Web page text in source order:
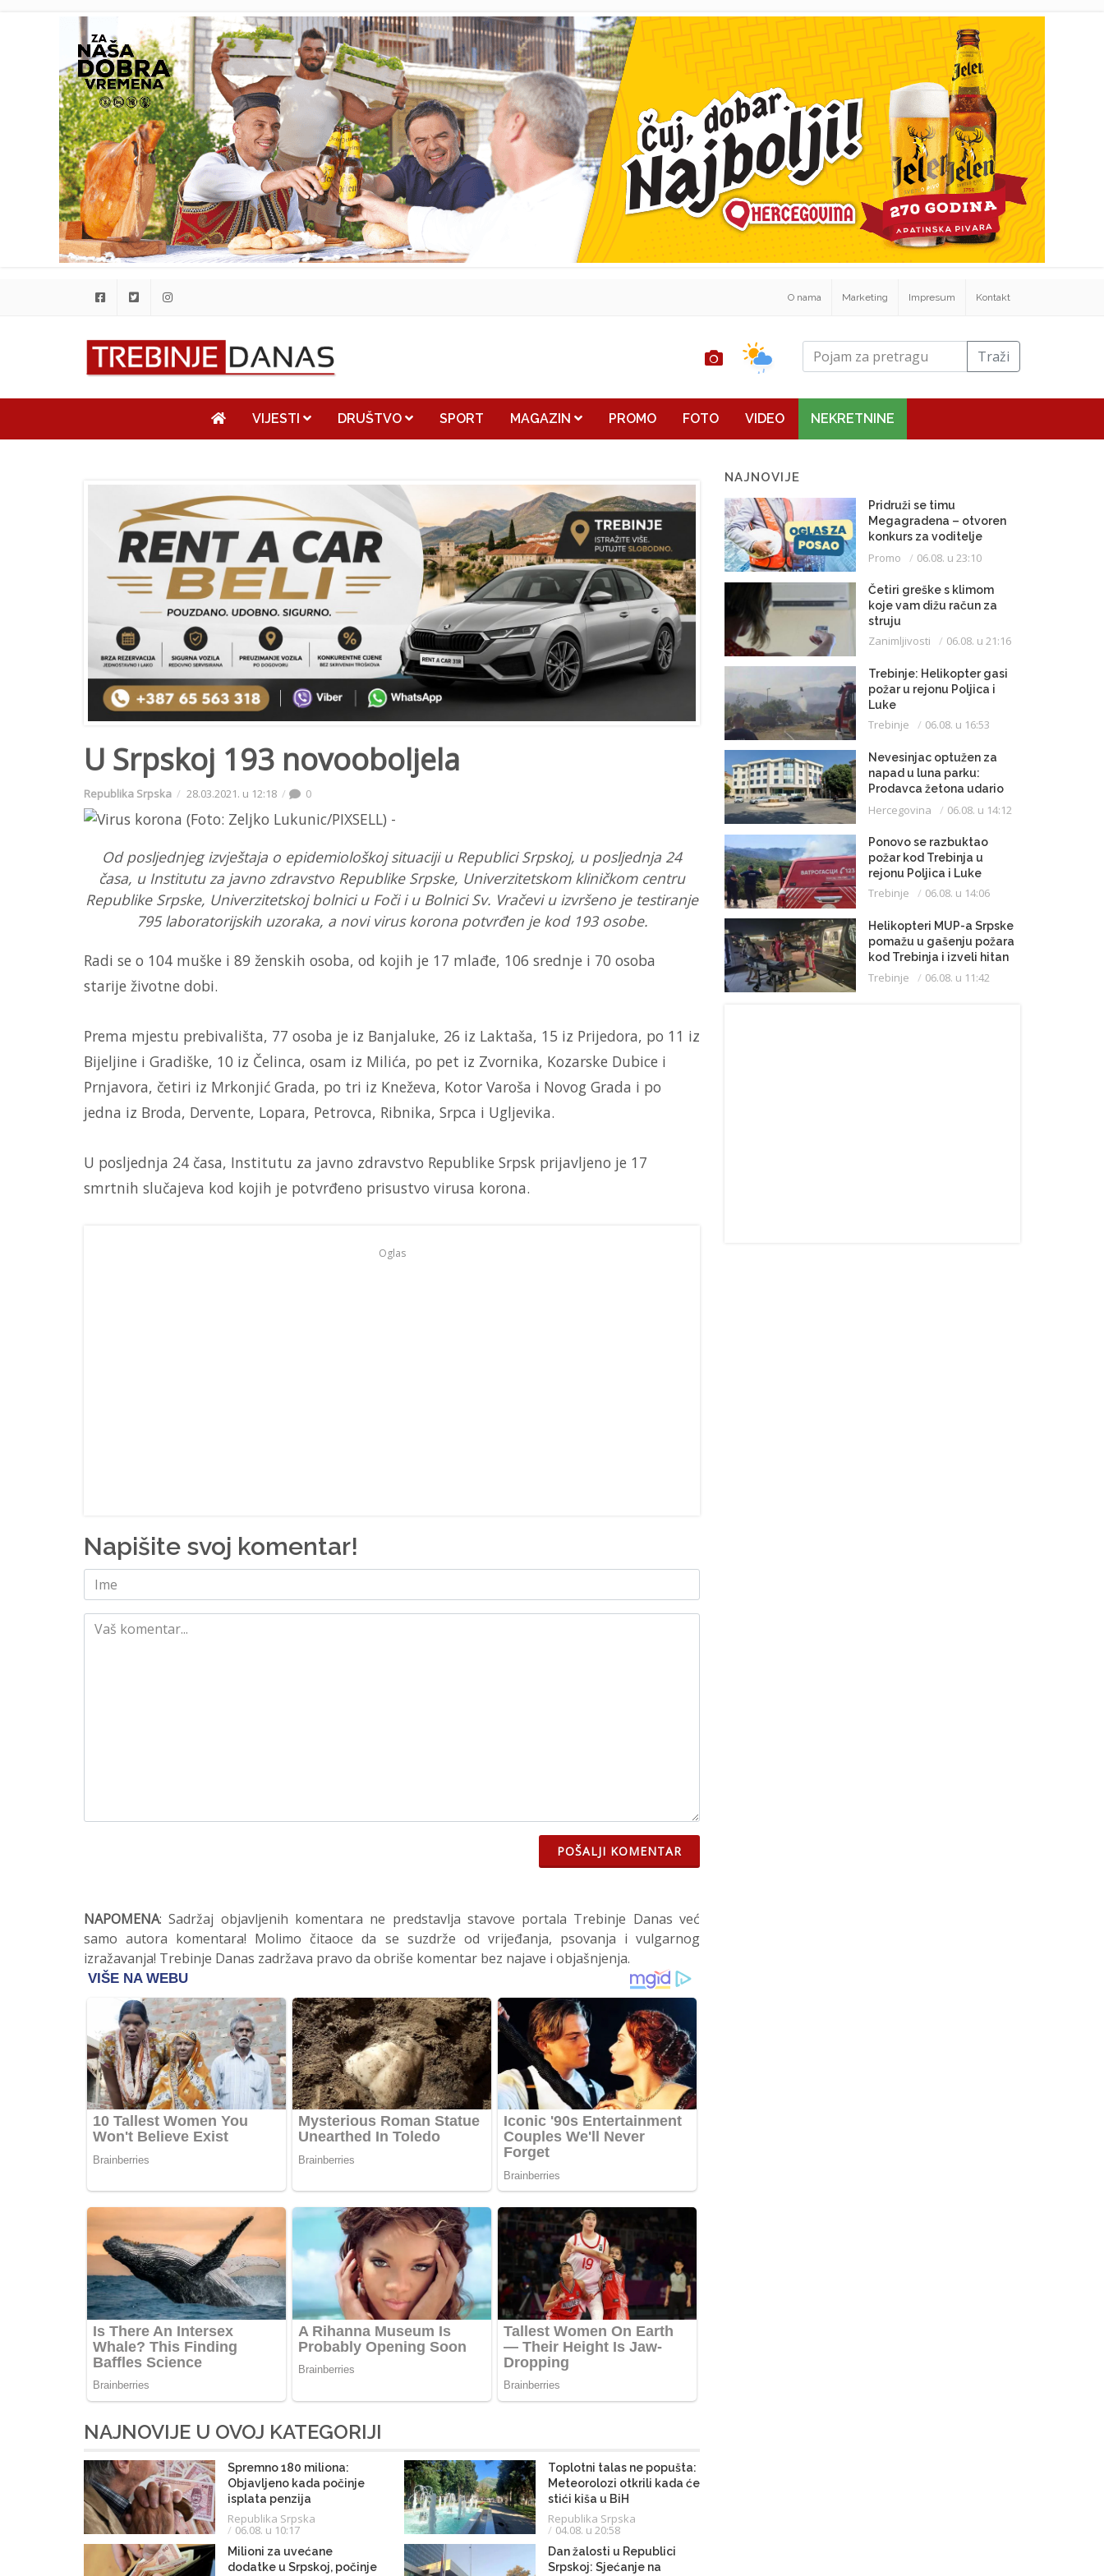
O nama Marketing Impresum Kontakt
Traži
VIJESTI DRUŠTVO SPORT MAGAZIN PROMO FOTO VIDEO NEKRETNINE
U Srpskoj 193 novooboljela
Republika Srpska 28.03.2021. u 12:18 0
Od posljednjeg izvještaja o epidemiološkoj situaciji u Republici Srpskoj, u posljednja 24
časa, u Institutu za javno zdravstvo Republike Srpske, Univerzitetskom kliničkom centru
Republike Srpske, Univerzitetskoj bolnici u Foči i u Bolnici Sv. Vračevi u izvršeno je testiranje
795 laboratorijskih uzoraka, a novi virus korona potvrđen je kod 193 osobe.
Radi se o 104 muške i 89 ženskih osoba, od kojih je 17 mlađe, 106 srednje i 70 osoba
starije životne dobi.
Prema mjestu prebivališta, 77 osoba je iz Banjaluke, 26 iz Laktaša, 15 iz Prijedora, po 11 iz
Bijeljine i Gradiške, 10 iz Čelinca, osam iz Milića, po pet iz Zvornika, Kozarske Dubice i
Prnjavora, četiri iz Mrkonjić Grada, po tri iz Kneževa, Kotor Varoša i Novog Grada i po
jedna iz Broda, Dervente, Lopara, Petrovca, Ribnika, Srpca i Ugljevika.
U posljednja 24 časa, Institutu za javno zdravstvo Republike Srpsk prijavljeno je 17
smrtnih slučajeva kod kojih je potvrđeno prisustvo virusa korona.
Oglas
Napišite svoj komentar!
POŠALJI KOMENTAR
NAPOMENA: Sadržaj objavljenih komentara ne predstavlja stavove portala Trebinje Danas već
samo autora komentara! Molimo čitaoce da se suzdrže od vrijeđanja, psovanja i vulgarnog
izražavanja! Trebinje Danas zadržava pravo da obriše komentar bez najave i objašnjenja.
NAJNOVIJE U OVOJ KATEGORIJI
Spremno 180 miliona:
Objavljeno kada počinje
isplata penzija
Republika Srpska
06.08. u 10:17
Toplotni talas ne popušta:
Meteorolozi otkrili kada će
stići kiša u BiH
Republika Srpska
04.08. u 20:58
Milioni za uvećane
dodatke u Srpskoj, počinje
Dan žalosti u Republici
Srpskoj: Sjećanje na
NAJNOVIJE
Pridruži se timu
Megagradena – otvoren
konkurs za voditelje
gradilišta
Promo 06.08. u 23:10
Četiri greške s klimom
koje vam dižu račun za
struju
Zanimljivosti 06.08. u 21:16
Trebinje: Helikopter gasi
požar u rejonu Poljica i
Luke
Trebinje 06.08. u 16:53
Nevesinjac optužen za
napad u luna parku:
Prodavca žetona udario
mikrofonom u glavu
Hercegovina 06.08. u 14:12
Ponovo se razbuktao
požar kod Trebinja u
rejonu Poljica i Luke
Trebinje 06.08. u 14:06
Helikopteri MUP-a Srpske
pomažu u gašenju požara
kod Trebinja i izveli hitan
medicinski let do
Beograda
Trebinje 06.08. u 11:42